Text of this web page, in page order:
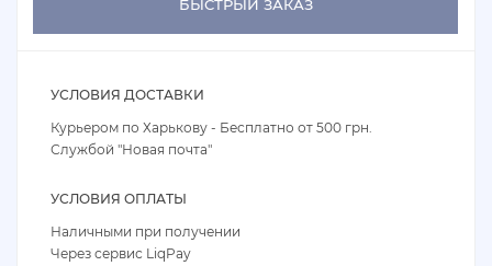
БЫСТРЫЙ ЗАКАЗ
УСЛОВИЯ ДОСТАВКИ
Курьером по Харькову - Бесплатно от 500 грн.
Службой "Новая почта"
УСЛОВИЯ ОПЛАТЫ
Наличными при получении
Через сервис LiqPay